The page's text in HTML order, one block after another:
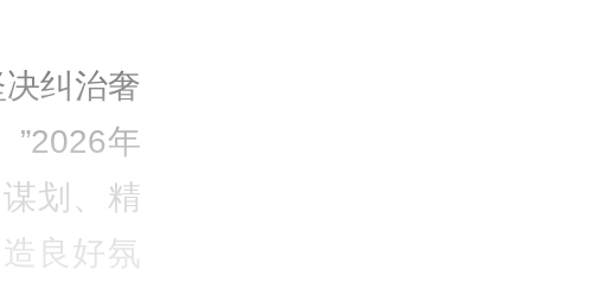
决纠治奢
”2026年
划、精
良好氛